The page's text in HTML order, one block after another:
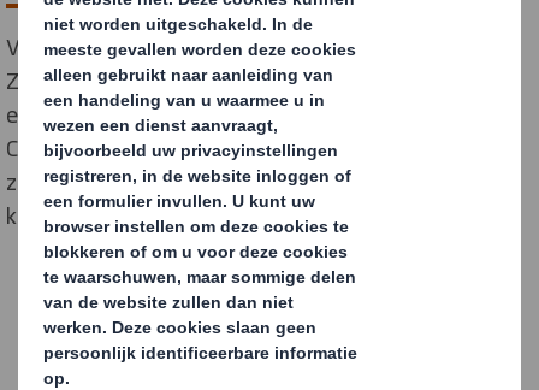
Verpakkingen zijn veel meer dan alleen een omhulsel.
Ze vertellen een verhaal dat consumenten aanspreekt
en beïnvloedt. Op Gondola Day 2025 zal Leila Cornelis,
Customer Engagement Manager bij DS Smith, u laten
zien hoe u de kracht van storytelling in verpakkingen
kunt benutten.